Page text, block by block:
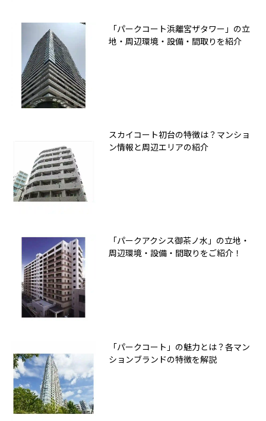
「パークコート浜離宮ザタワー」の立
地・周辺環境・設備・間取りを紹介
スカイコート初台の特徴は？マンショ
ン情報と周辺エリアの紹介
「パークアクシス御茶ノ水」の立地・
周辺環境・設備・間取りをご紹介！
「パークコート」の魅力とは？各マン
ションブランドの特徴を解説